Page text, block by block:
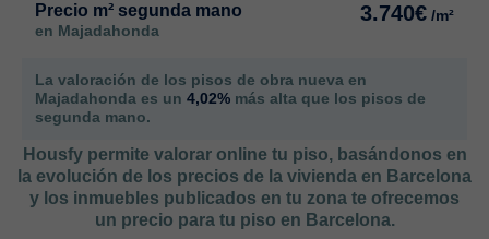
Precio m² segunda mano
en Majadahonda
3.740€ /m²
La valoración de los pisos de obra nueva en
Majadahonda es un 4,02% más alta que los pisos de
segunda mano.
Housfy permite valorar online tu piso, basándonos en
la evolución de los precios de la vivienda en Barcelona
y los inmuebles publicados en tu zona te ofrecemos
un precio para tu piso en Barcelona.